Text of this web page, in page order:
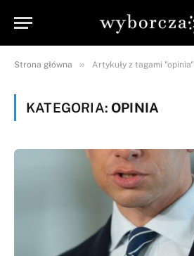
Strona główna » Artykuły z tagami "opinia"
KATEGORIA: OPINIA